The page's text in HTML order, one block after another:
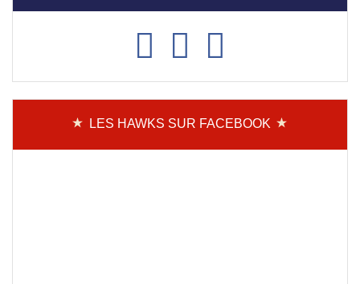
LES HAWKS SUR FACEBOOK